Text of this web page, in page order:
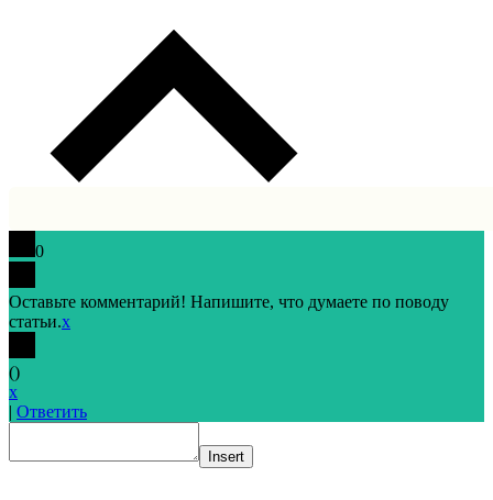
0
Оставьте комментарий! Напишите, что думаете по поводу
статьи.x
()
x
| Ответить
Insert